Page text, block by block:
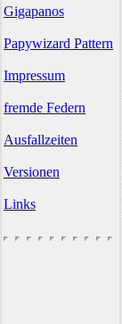
Gigapanos
Papywizard Pattern
Impressum
fremde Federn
Ausfallzeiten
Versionen
Links